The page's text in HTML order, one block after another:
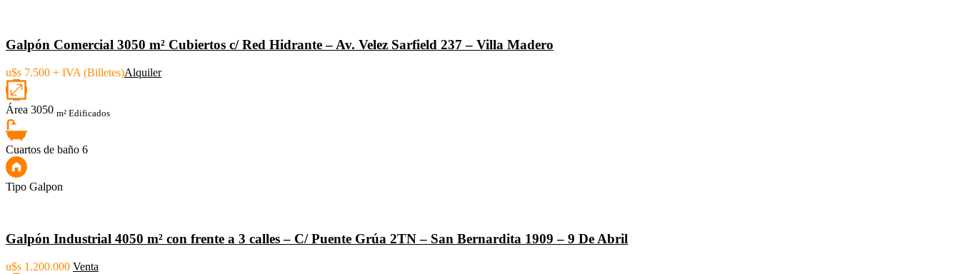
Galpón Comercial 3050 m² Cubiertos c/ Red Hidrante – Av. Velez Sarfield 237 – Villa Madero
u$s 7.500 + IVA (Billetes)Alquiler
Área 3050 m² Edificados
Cuartos de baño 6
Tipo Galpon
Galpón Industrial 4050 m² con frente a 3 calles – C/ Puente Grúa 2TN – San Bernardita 1909 – 9 De Abril
u$s 1.200.000 Venta